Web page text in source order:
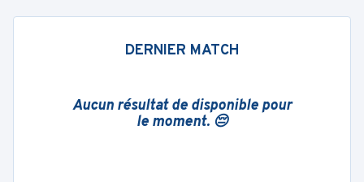
DERNIER MATCH
Aucun résultat de disponible pour
le moment. 😔